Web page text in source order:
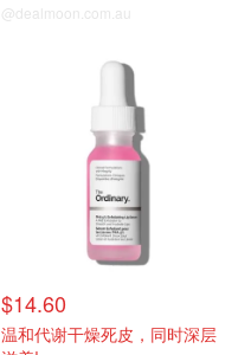
@dealmoon.com.au
$14.60
温和代谢干燥死皮，同时深层